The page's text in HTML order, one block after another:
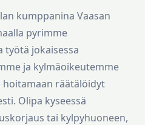
kumppanina Vaasan
pyrimme
työtä jokaisessa
ja kylmäoikeutemme
räätälöidyt
Olipa kyseessä
tai kylpyhuoneen,